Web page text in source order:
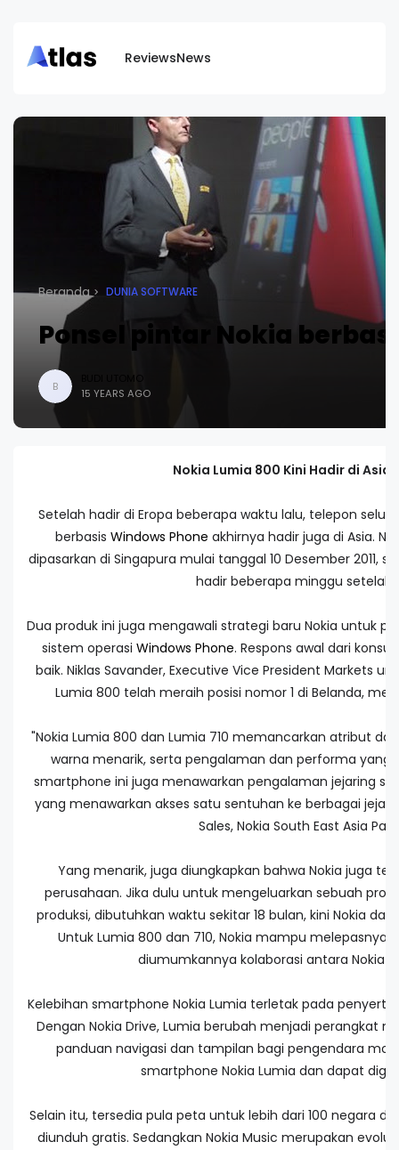
ReviewsNews
Beranda DUNIA SOFTWARE
Ponsel pintar Nokia
B
BUDI UTOMO
15 YEARS AGO
Nokia Lumia 800 Kini Hadir di
Setelah hadir di Eropa beberapa waktu lalu, telepon
berbasis Windows Phone akhirnya hadir juga di Asia.
dipasarkan di Singapura mulai tanggal 10 Desember 2011,
hadir beberapa minggu
Dua produk ini juga mengawali strategi baru Nokia untuk
sistem operasi Windows Phone. Respons awal dari
baik. Niklas Savander, Executive Vice President Markets
Lumia 800 telah meraih posisi nomor 1 di Belanda,
"Nokia Lumia 800 dan Lumia 710 memancarkan atribut
warna menarik, serta pengalaman dan performa yang
smartphone ini juga menawarkan pengalaman jejaring
yang menawarkan akses satu sentuhan ke berbagai
Sales, Nokia South East Asia
Yang menarik, juga diungkapkan bahwa Nokia juga
perusahaan. Jika dulu untuk mengeluarkan sebuah
produksi, dibutuhkan waktu sekitar 18 bulan, kini Nokia
Untuk Lumia 800 dan 710, Nokia mampu melepasnya
diumumkannya kolaborasi antara Nokia
Kelebihan smartphone Nokia Lumia terletak pada
Dengan Nokia Drive, Lumia berubah menjadi perangkat
panduan navigasi dan tampilan bagi pengendara
smartphone Nokia Lumia dan dapat
Selain itu, tersedia pula peta untuk lebih dari 100 negara
diunduh gratis. Sedangkan Nokia Music merupakan